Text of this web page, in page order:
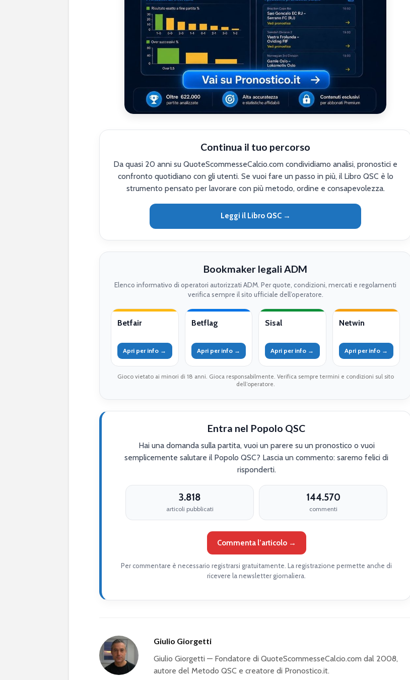
Continua il tuo percorso
Da quasi 20 anni su QuoteScommesseCalcio.com condividiamo analisi, pronostici e
confronto quotidiano con gli utenti. Se vuoi fare un passo in più, il Libro QSC è lo
strumento pensato per lavorare con più metodo, ordine e consapevolezza.
Leggi il Libro QSC →
Bookmaker legali ADM
Elenco informativo di operatori autorizzati ADM. Per quote, condizioni, mercati e regolamenti
verifica sempre il sito ufficiale dell’operatore.
Betfair
Apri per info →
Betflag
Apri per info →
Sisal
Apri per info →
Netwin
Apri per info →
Gioco vietato ai minori di 18 anni. Gioca responsabilmente. Verifica sempre termini e condizioni sul sito
dell’operatore.
Entra nel Popolo QSC
Hai una domanda sulla partita, vuoi un parere su un pronostico o vuoi
semplicemente salutare il Popolo QSC? Lascia un commento: saremo felici di
risponderti.
3.818
articoli pubblicati
144.570
commenti
Commenta l’articolo →
Per commentare è necessario registrarsi gratuitamente. La registrazione permette anche di
ricevere la newsletter giornaliera.
Giulio Giorgetti
Giulio Giorgetti — Fondatore di QuoteScommesseCalcio.com dal 2008,
autore del Metodo QSC e creatore di Pronostico.it.